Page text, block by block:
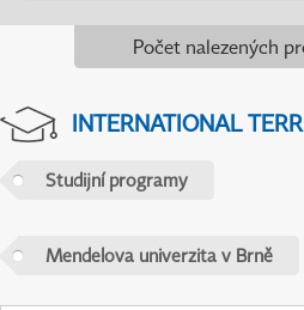
Počet nalezených
INTERNATIONAL
Studijní programy
Mendelova univerzita v Brně